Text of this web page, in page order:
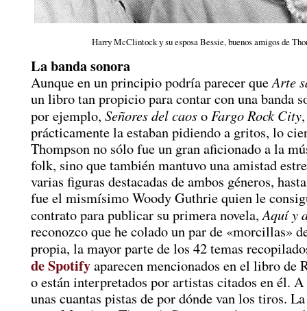
Harry McClintock y su esposa Bessie, buenos amigos de
La banda sonora
Aunque en un principio podría parecer queArte
un libro tan propicio para contar con una banda
por ejemplo, Señores del caoso Fargo Rock City
prácticamente la estaban pidiendo a gritos, lo
Thompson no sólo fue un gran aficionado a la
folk, sino que también mantuvo una amistad
varias figuras destacadas de ambos géneros,
fue el mismísimo Woody Guthrie quien le
contrato para publicar su primera novela,Aquí y
reconozco que he colado un par de «morcillas»
propia, la mayor parte de los 42 temas
de Spotifyaparecen mencionados en el libro de
o están interpretados por artistas citados en él.
unas cuantas pistas de por dónde van los tiros.